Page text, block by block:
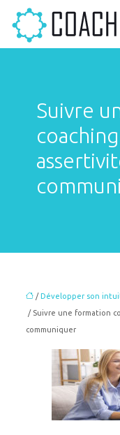
Suivre
/Développer son
/ Suivre une formation
communiquer